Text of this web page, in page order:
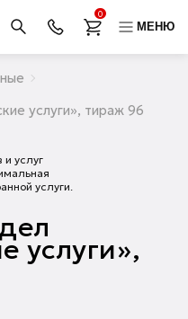
0
МЕНЮ
услуги», тираж 96
и услуг
услуги.
услуги»,